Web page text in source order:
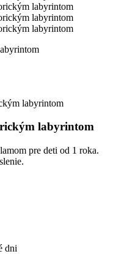
labyrintom
labyrintom
pre deti od 1 roka.
dni